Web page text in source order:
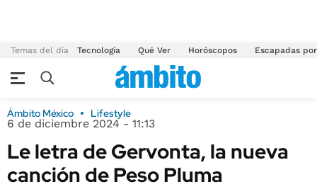
Temas del día Tecnología Qué Ver Horóscopos Escapadas
Ámbito México Lifestyle
6 de diciembre 2024 - 11:13
Le letra de Gervonta, la nueva
canción de Peso Pluma